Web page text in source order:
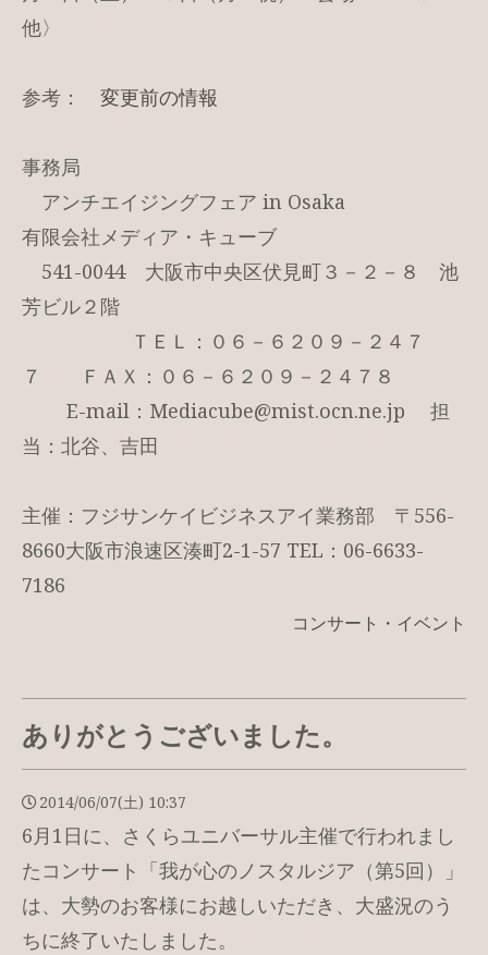
他〉
参考： 変更前の情報
事務局
アンチエイジングフェア in Osaka
有限会社メディア・キューブ
541-0044 大阪市中央区伏見町３－２－８ 池
芳ビル２階
ＴＥＬ：０６－６２０９－２４７
７ ＦＡＸ：０６－６２０９－２４７８
E-mail：Mediacube@mist.ocn.ne.jp 担
当：北谷、吉田
主催：フジサンケイビジネスアイ業務部 〒556-
8660大阪市浪速区湊町2-1-57 TEL：06-6633-
7186
コンサート・イベント
ありがとうございました。
2014/06/07(土) 10:37
6月1日に、さくらユニバーサル主催で行われまし
たコンサート「我が心のノスタルジア（第5回）」
は、大勢のお客様にお越しいただき、大盛況のう
ちに終了いたしました。